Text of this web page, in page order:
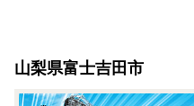
山梨県富士吉田市